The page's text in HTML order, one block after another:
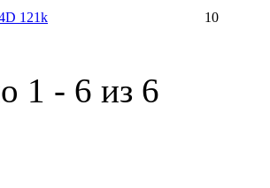
121k 10
1 - 6 из 6